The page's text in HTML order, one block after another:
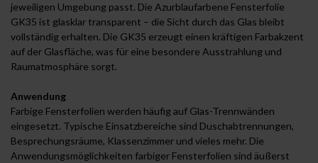
jeweiligen Umgebung passt. Die Azurblaufarbene Fensterfolie
GK35 ist glasklar transparent – die Sicht durch das Glas bleibt
vollständig erhalten. Die GK35 erzeugt einen kräftigen Farbakzent
auf der Glasfläche, was für eine besondere Ausstrahlung und
Raumatmosphäre sorgt.
Anwendung
Farbige Fensterfolien werden häufig auf Glas-Trennwänden
eingesetzt. Typische Einsatzbereiche sind Duschabtrennungen,
Besprechungsräume, Klassenzimmer und vieles mehr. Die
Anwendungsmöglichkeiten farbiger Fensterfolien sind äußerst